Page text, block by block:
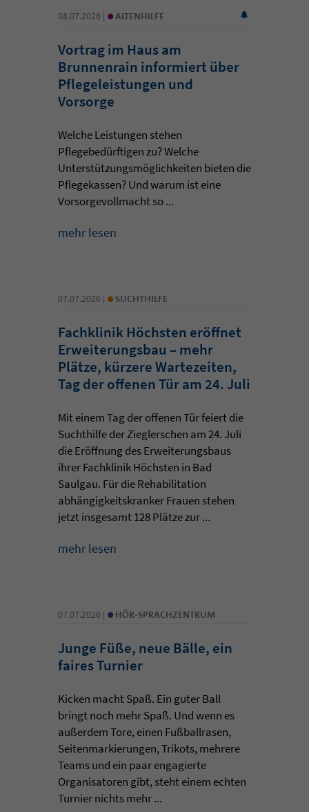
08.07.2026 | • ALTENHILFE
Vortrag im Haus am
Brunnenrain informiert über
Pflegeleistungen und
Vorsorge
Welche Leistungen stehen
Pflegebedürftigen zu? Welche
Unterstützungsmöglichkeiten bieten die
Pflegekassen? Und warum ist eine
Vorsorgevollmacht so ...
mehr lesen
07.07.2026 | • SUCHTHILFE
Fachklinik Höchsten eröffnet
Erweiterungsbau – mehr
Plätze, kürzere Wartezeiten,
Tag der offenen Tür am 24. Juli
Mit einem Tag der offenen Tür feiert die
Suchthilfe der Zieglerschen am 24. Juli
die Eröffnung des Erweiterungsbaus
ihrer Fachklinik Höchsten in Bad
Saulgau. Für die Rehabilitation
abhängigkeitskranker Frauen stehen
jetzt insgesamt 128 Plätze zur ...
mehr lesen
07.07.2026 | • HÖR-SPRACHZENTRUM
Junge Füße, neue Bälle, ein
faires Turnier
Kicken macht Spaß. Ein guter Ball
bringt noch mehr Spaß. Und wenn es
außerdem Tore, einen Fußballrasen,
Seitenmarkierungen, Trikots, mehrere
Teams und ein paar engagierte
Organisatoren gibt, steht einem echten
Turnier nichts mehr ...